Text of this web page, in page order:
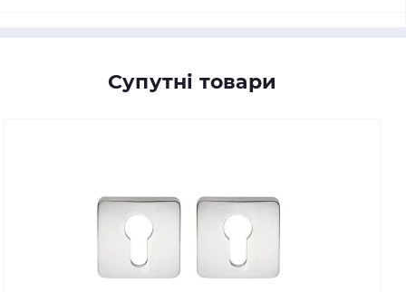
Супутні товари